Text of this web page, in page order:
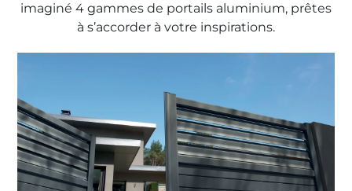
imaginé 4 gammes de portails aluminium, prêtes
à s’accorder à votre inspirations.